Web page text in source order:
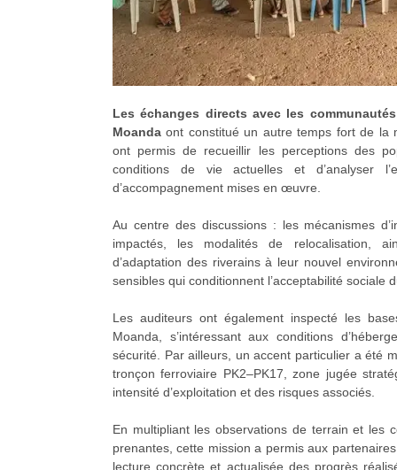
Les échanges directs avec les
Moanda ont constitué un autre temps fort de la
ont permis de recueillir les perceptions des
conditions de vie actuelles et d’analyser
d’accompagnement mises en œuvre.
Au centre des discussions : les mécanismes
impactés, les modalités de relocalisation,
d’adaptation des riverains à leur nouvel
sensibles qui conditionnent l’acceptabilité sociale
Les auditeurs ont également inspecté les
Moanda, s’intéressant aux conditions
sécurité. Par ailleurs, un accent particulier a été
tronçon ferroviaire PK2–PK17, zone jugée
intensité d’exploitation et des risques associés.
En multipliant les observations de terrain et les
prenantes, cette mission a permis aux
lecture concrète et actualisée des progrès